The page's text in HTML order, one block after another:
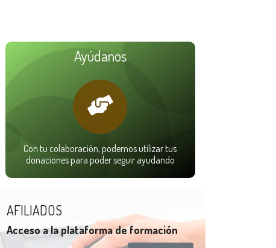
Ayúdanos
Con tu colaboración, podemos utilizar tus
donaciones para poder seguir ayudando
AFILIADOS
Acceso a la plataforma de formación